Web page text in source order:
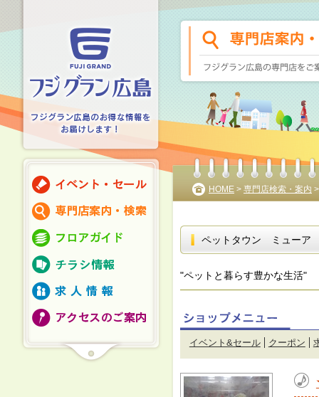
HOME > 専門店検索・案内
ペットタウン ミューア
"ペットと暮らす豊かな生活"
イベント&セール クーポン